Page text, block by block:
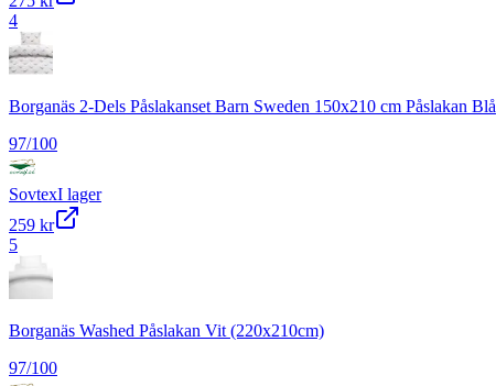
4
Borganäs 2-Dels Påslakanset Barn Sweden 150x210 cm Påslakan Blå
97/100
SovtexI lager
259 kr
5
Borganäs Washed Påslakan Vit (220x210cm)
97/100